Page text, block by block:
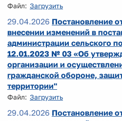
Файл: Загрузить
29.04.2026 Постановление
внесении изменений в
администрации сельского
12.01.2023 № 03 «Об
организации и
гражданской обороне,
территории"
Файл: Загрузить
29.04.2026 Постановление